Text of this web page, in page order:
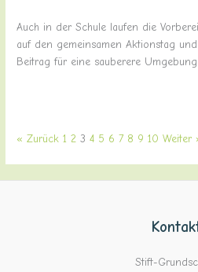
Auch in der Schule laufen die
auf den gemeinsamen Aktionstag
Beitrag für eine sauberere
« Zurück 1 2 3 4 5 6 7 8 9 10 Weiter
Stift-